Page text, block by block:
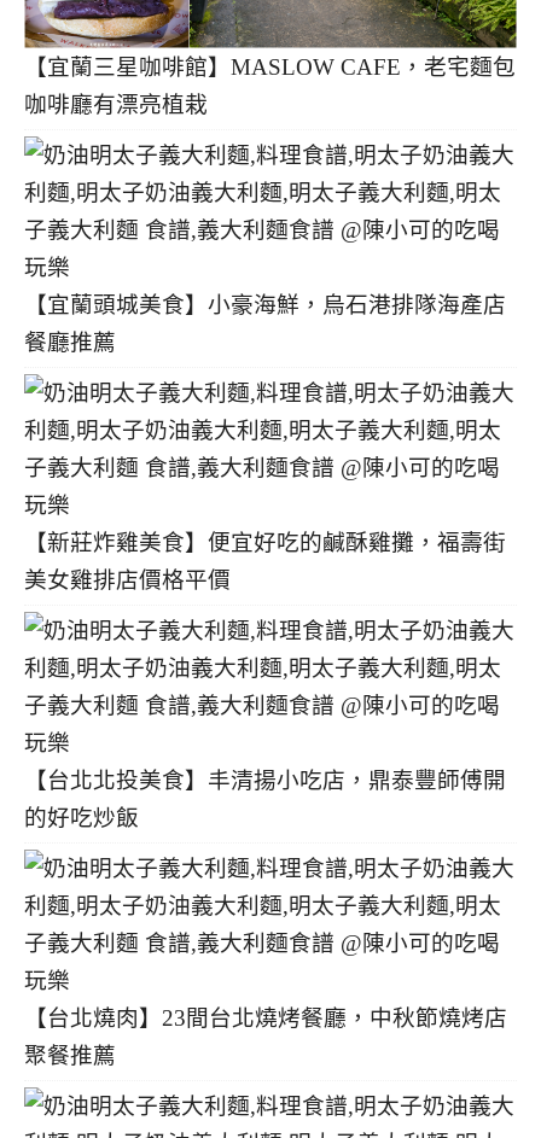
【宜蘭三星咖啡館】MASLOW CAFE，老宅麵包
咖啡廳有漂亮植栽
【宜蘭頭城美食】小豪海鮮，烏石港排隊海產店
餐廳推薦
【新莊炸雞美食】便宜好吃的鹹酥雞攤，福壽街
美女雞排店價格平價
【台北北投美食】丰清揚小吃店，鼎泰豐師傅開
的好吃炒飯
【台北燒肉】23間台北燒烤餐廳，中秋節燒烤店
聚餐推薦